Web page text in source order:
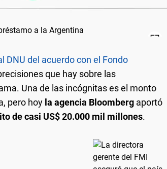
DNU del acuerdo con el Fondo
que hay sobre las
Una de las incógnitas es el monto
pero hoy la agencia Bloomberg aportó
de casi US$ 20.000 mil millones.